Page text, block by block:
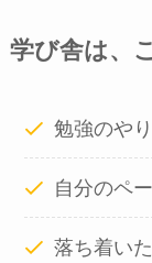
学び舎は、
勉強のや
自分のペ
落ち着い